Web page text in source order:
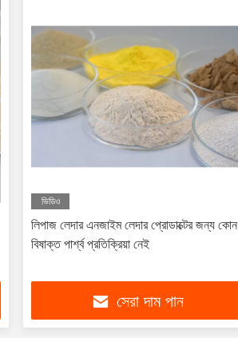
ভিডিও
লিপাজ লেদার এনজাইম লেদার প্রোডাক্টের জন্য কোন
বিষাক্ত পার্শ্ব প্রতিক্রিয়া নেই
সেরা দাম পান